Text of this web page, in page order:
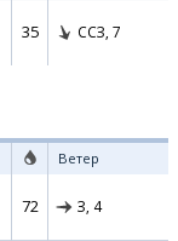
35 ССЗ, 7
Ветер
72 З, 4